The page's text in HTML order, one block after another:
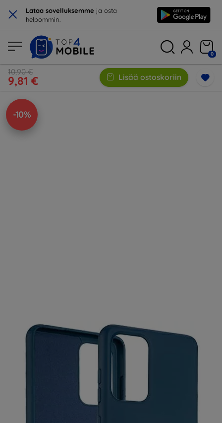
× Lataa sovelluksemme ja osta
helpommin.
0
10,90 €
9,81 € Lisää ostoskoriin
-10%